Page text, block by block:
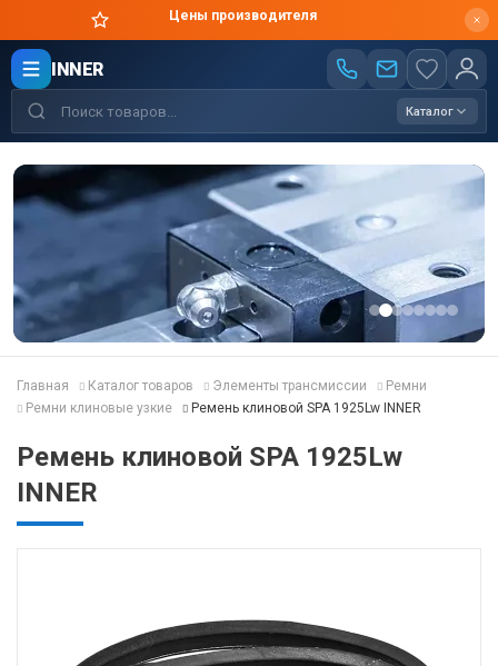
Цены производителя
INNER
Каталог
Главная Каталог товаров Элементы трансмиссии
Ремни
Ремни клиновые узкие
Ремень клиновой SPA 1925Lw INNER
Ремень клиновой SPA 1925Lw
INNER